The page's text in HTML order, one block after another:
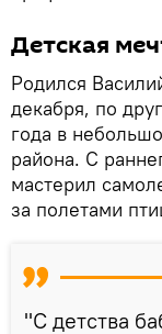
Детская
Родился
декабря, по
года в
района. С
мастерил
за полетами
"С детства